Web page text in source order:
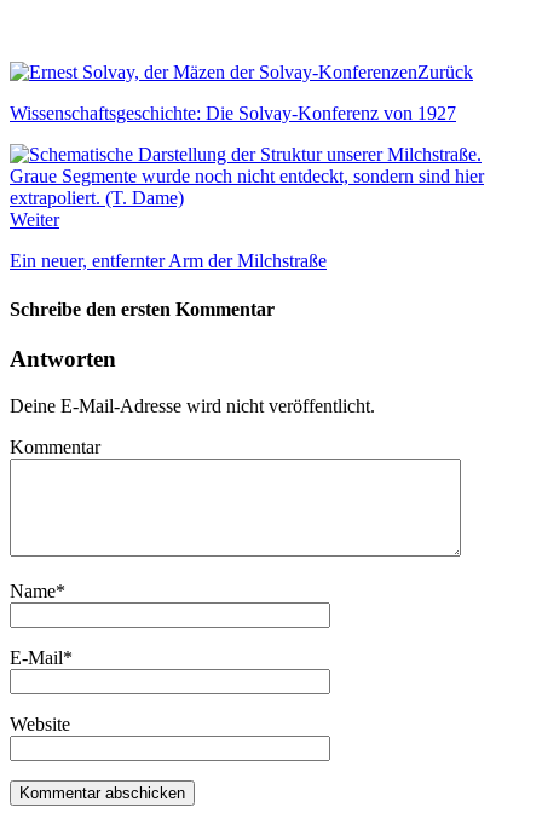
Zurück
Wissenschaftsgeschichte: Die Solvay-Konferenz von 1927
Weiter
Ein neuer, entfernter Arm der Milchstraße
Schreibe den ersten Kommentar
Antworten
Deine E-Mail-Adresse wird nicht veröffentlicht.
Kommentar
Name*
E-Mail*
Website